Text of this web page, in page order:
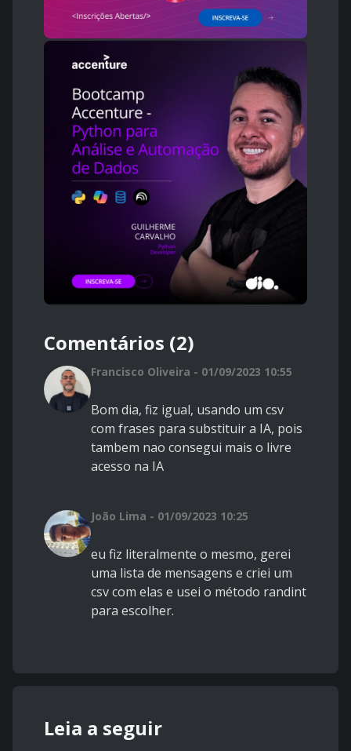
Comentários (2)
Francisco Oliveira - 01/09/2023 10:55
Bom dia, fiz igual, usando um csv
com frases para substituir a IA, pois
tambem nao consegui mais o livre
acesso na IA
João Lima - 01/09/2023 10:25
eu fiz literalmente o mesmo, gerei
uma lista de mensagens e criei um
csv com elas e usei o método randint
para escolher.
Leia a seguir